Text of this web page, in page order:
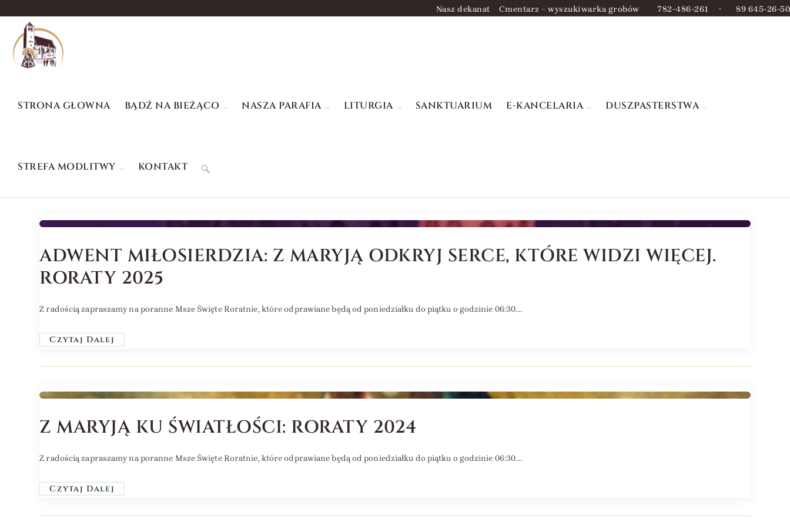
Nasz dekanat Cmentarz – wyszukiwarka grobów 782-486-261 • 89 645-26-50
STRONA GŁOWNA BĄDŹ NA BIEŻĄCO NASZA PARAFIA LITURGIA SANKTUARIUM E-KANCELARIA DUSZPASTERSTWA
STREFA MODLITWY KONTAKT
ADWENT MIŁOSIERDZIA: Z MARYJĄ ODKRYJ SERCE, KTÓRE WIDZI WIĘCEJ.
RORATY 2025
Z radością zapraszamy na poranne Msze Święte Roratnie, które odprawiane będą od poniedziałku do piątku o godzinie 06:30.…
Czytaj Dalej
Z MARYJĄ KU ŚWIATŁOŚCI: RORATY 2024
Z radością zapraszamy na poranne Msze Święte Roratnie, które odprawiane będą od poniedziałku do piątku o godzinie 06:30.…
Czytaj Dalej